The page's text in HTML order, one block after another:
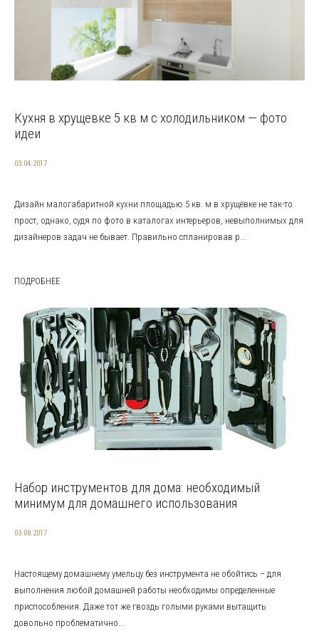
Кухня в хрущевке 5 кв м с холодильником — фото
идеи
03.04.2017
Дизайн малогабаритной кухни площадью 5 кв. м в хрущёвке не так-то
прост, однако, судя по фото в каталогах интерьеров, невыполнимых для
дизайнеров задач не бывает. Правильно спланировав р...
ПОДРОБНЕЕ
Набор инструментов для дома: необходимый
минимум для домашнего использования
03.08.2017
Настоящему домашнему умельцу без инструмента не обойтись – для
выполнения любой домашней работы необходимы определенные
приспособления. Даже тот же гвоздь голыми руками вытащить
довольно проблематично...